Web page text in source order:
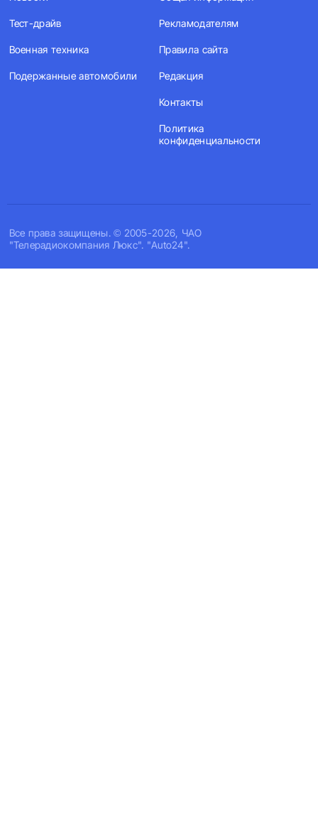
Все права защищены. © 2005-2026, ЧАО
"Телерадиокомпания Люкс". "Auto24".
Тест-драйв
Военная техника
Подержанные автомобили
Рекламодателям
Правила сайта
Редакция
Контакты
Политика
конфиденциальности